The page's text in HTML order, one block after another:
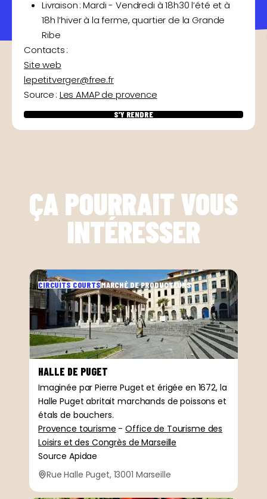
Livraison : Mardi - Vendredi à 18h30 l’été et à
18h l’hiver à la ferme, quartier de la Grande
Ribe
Contacts :
Site web
lepetitverger@free.fr
Source : Les AMAP de provence
S’Y RENDRE
ÇA POURRAIT VOUS
INTÉRESSER
HALLE DE PUGET
CIRCUITS COURTSMARCHÉ DE PRODUCTEURS
Imaginée par Pierre Puget et érigée en 1672, la
Halle Puget abritait marchands de poissons et
étals de bouchers.
Provence tourisme -Office de Tourisme des
Loisirs et des Congrès de Marseille
Source Apidae
Rue Halle Puget, 13001 Marseille